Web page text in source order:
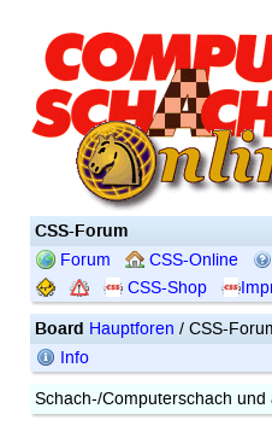
CSS-Forum
Forum CSS-Online
CSS-Shop
Board Hauptforen / CSS-
Info
Schach-/Computerschach